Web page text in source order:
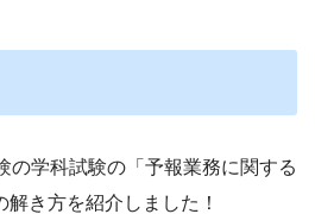
の学科試験の「予報業務に関する
き方を紹介しました！